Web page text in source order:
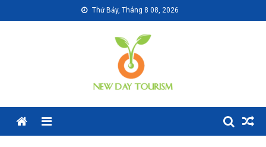
to
Thứ Bảy, Tháng 8 08, 2026
Menu